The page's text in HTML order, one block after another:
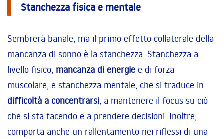
Stanchezza fisica e mentale
Sembrerà banale, ma il primo effetto collaterale della
mancanza di sonno è la stanchezza. Stanchezza a
livello fisico, mancanza di energie e di forza
muscolare, e stanchezza mentale, che si traduce in
difficoltà a concentrarsi, a mantenere il focus su ciò
che si sta facendo e a prendere decisioni. Inoltre,
comporta anche un rallentamento nei riflessi di una